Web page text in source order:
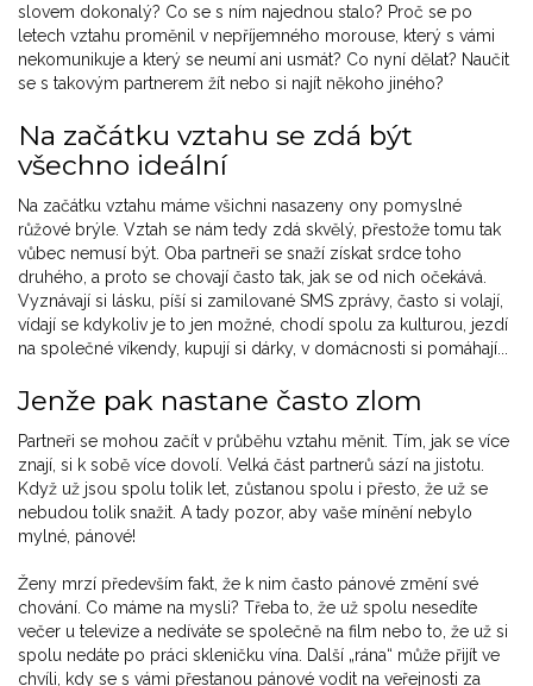
slovem dokonalý? Co se s ním najednou stalo? Proč se po
letech vztahu proměnil v nepříjemného morouse, který s vámi
nekomunikuje a který se neumí ani usmát? Co nyní dělat? Naučit
se s takovým partnerem žít nebo si najít někoho jiného?
Na začátku vztahu se zdá být
všechno ideální
Na začátku vztahu máme všichni nasazeny ony pomyslné
růžové brýle. Vztah se nám tedy zdá skvělý, přestože tomu tak
vůbec nemusí být. Oba partneři se snaží získat srdce toho
druhého, a proto se chovají často tak, jak se od nich očekává.
Vyznávají si lásku, píší si zamilované SMS zprávy, často si volají,
vídají se kdykoliv je to jen možné, chodí spolu za kulturou, jezdí
na společné víkendy, kupují si dárky, v domácnosti si pomáhají...
Jenže pak nastane často zlom
Partneři se mohou začít v průběhu vztahu měnit. Tím, jak se více
znají, si k sobě více dovolí. Velká část partnerů sází na jistotu.
Když už jsou spolu tolik let, zůstanou spolu i přesto, že už se
nebudou tolik snažit. A tady pozor, aby vaše mínění nebylo
mylné, pánové!
Ženy mrzí především fakt, že k nim často pánové změní své
chování. Co máme na mysli? Třeba to, že už spolu nesedíte
večer u televize a nedíváte se společně na film nebo to, že už si
spolu nedáte po práci skleničku vína. Další „rána“ může přijít ve
chvíli, kdy se s vámi přestanou pánové vodit na veřejnosti za